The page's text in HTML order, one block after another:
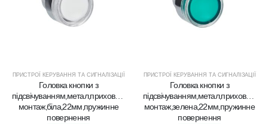
ПРИСТРОЇ КЕРУВАННЯ ТА СИГНАЛІЗАЦІЇ
Головка кнопки з
підсвічуванням,метал,прихований
монтаж,біла,22мм,пружинне
повернення
ПРИСТРОЇ КЕРУВАННЯ ТА СИГНАЛІЗАЦІЇ
Головка кнопки з
підсвічуванням,метал,прихований
монтаж,зелена,22мм,пружинне
повернення